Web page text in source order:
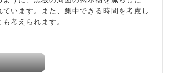
います。また、集中できる時間を考慮し
考えられます。